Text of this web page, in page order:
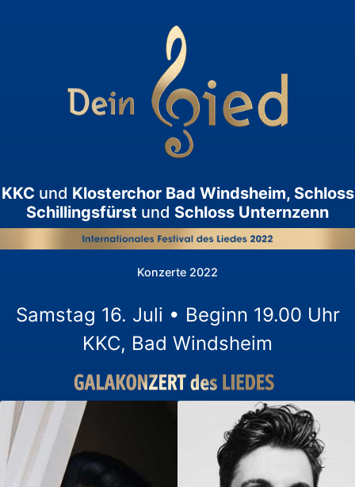
KKC und Klosterchor Bad Windsheim, Schloss
Schillingsfürst und Schloss Unternzenn
Konzerte 2022
Samstag 16. Juli • Beginn 19.00 Uhr
KKC, Bad Windsheim